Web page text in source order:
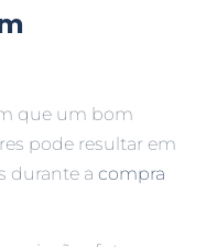
que um bom
pode resultar em
durante a compra